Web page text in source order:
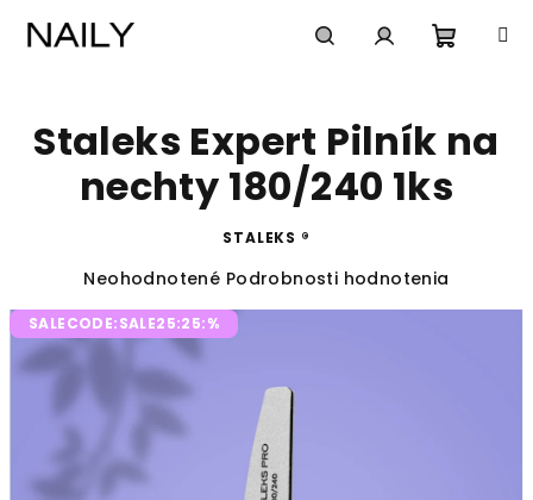
košík
Staleks Expert Pilník na
nechty 180/240 1ks
STALEKS ®
Priemerné
produktu
hviezdičiek.
Neohodnotené Podrobnosti hodnotenia
SALECODE:SALE25:25:%